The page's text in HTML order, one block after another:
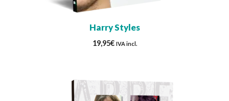
Harry Styles
19,95€ IVA incl.